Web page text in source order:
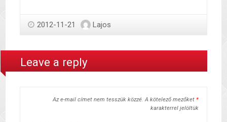
2012-11-21 Lajos
Leave a reply
Az e-mail címet nem tesszük közzé. A kötelező mezőket *
karakterrel jelöltük